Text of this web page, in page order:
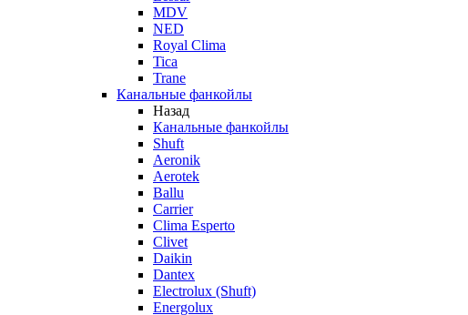
MDV
NED
Royal Clima
Tica
Trane
Канальные фанкойлы
Назад
Канальные фанкойлы
Shuft
Aeronik
Aerotek
Ballu
Carrier
Clima Esperto
Clivet
Daikin
Dantex
Electrolux (Shuft)
Energolux